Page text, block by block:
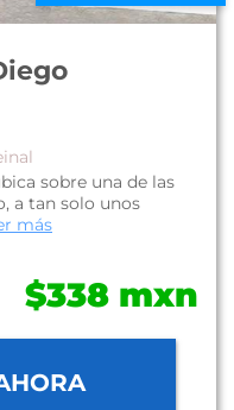
sobre una de las
a tan solo unos
más
$338 mxn